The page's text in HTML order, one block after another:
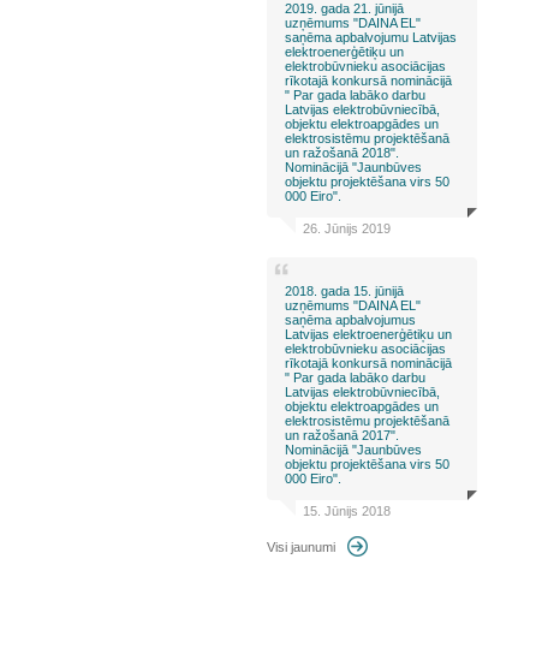
2019. gada 21. jūnijā
uzņēmums "DAINA EL"
saņēma apbalvojumu Latvijas
elektroenerģētiķu un
elektrobūvnieku asociācijas
rīkotajā konkursā nominācijā
" Par gada labāko darbu
Latvijas elektrobūvniecībā,
objektu elektroapgādes un
elektrosistēmu projektēšanā
un ražošanā 2018".
Nominācijā "Jaunbūves
objektu projektēšana virs 50
000 Eiro".
26. Jūnijs 2019
2018. gada 15. jūnijā
uzņēmums "DAINA EL"
saņēma apbalvojumus
Latvijas elektroenerģētiķu un
elektrobūvnieku asociācijas
rīkotajā konkursā nominācijā
" Par gada labāko darbu
Latvijas elektrobūvniecībā,
objektu elektroapgādes un
elektrosistēmu projektēšanā
un ražošanā 2017".
Nominācijā "Jaunbūves
objektu projektēšana virs 50
000 Eiro".
15. Jūnijs 2018
Visi jaunumi